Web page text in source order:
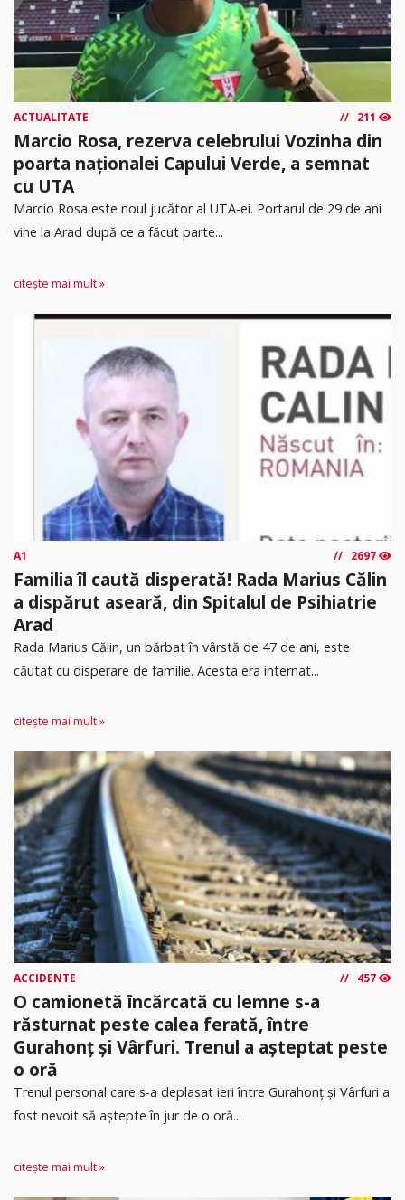
ACTUALITATE 211
Marcio Rosa, rezerva celebrului Vozinha din
poarta naționalei Capului Verde, a semnat
cu UTA
Marcio Rosa este noul jucător al UTA-ei. Portarul de 29 de ani
vine la Arad după ce a făcut parte...
citește mai mult »
A1 2697
Familia îl caută disperată! Rada Marius Călin
a dispărut aseară, din Spitalul de Psihiatrie
Arad
Rada Marius Călin, un bărbat în vârstă de 47 de ani, este
căutat cu disperare de familie. Acesta era internat...
citește mai mult »
ACCIDENTE 457
O camionetă încărcată cu lemne s-a
răsturnat peste calea ferată, între
Gurahonț și Vârfuri. Trenul a așteptat peste
o oră
Trenul personal care s-a deplasat ieri între Gurahonț și Vârfuri a
fost nevoit să aștepte în jur de o oră...
citește mai mult »